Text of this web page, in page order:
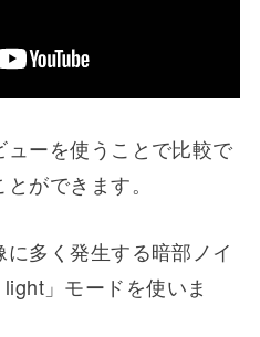
ーを使うことで比較で
ができます。
多く発生する暗部ノイ
」モードを使いま